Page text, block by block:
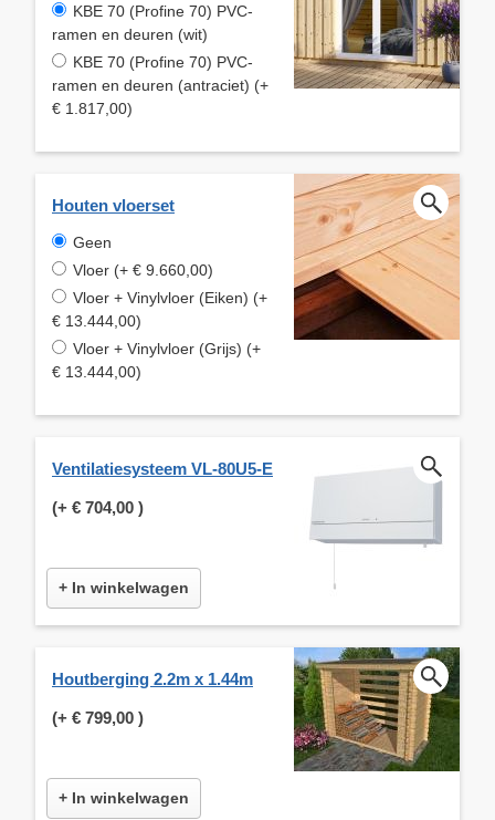
KBE 70 (Profine 70) PVC-
ramen en deuren (wit)
KBE 70 (Profine 70) PVC-
ramen en deuren (antraciet) (+
€ 1.817,00)
Houten vloerset
Geen
Vloer (+ € 9.660,00)
Vloer + Vinylvloer (Eiken) (+
€ 13.444,00)
Vloer + Vinylvloer (Grijs) (+
€ 13.444,00)
Ventilatiesysteem VL-80U5-E
(+ € 704,00 )
+ In winkelwagen
Houtberging 2.2m x 1.44m
(+ € 799,00 )
+ In winkelwagen